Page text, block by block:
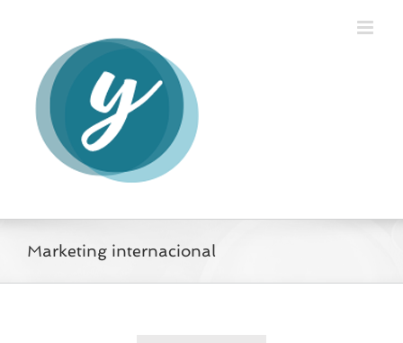
contenido
Marketing internacional